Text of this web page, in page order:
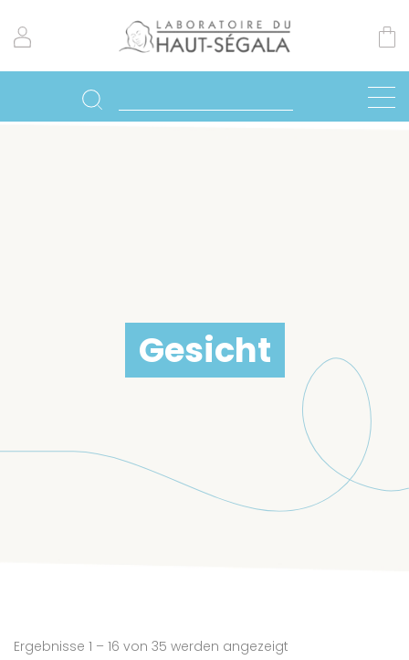
Gesicht
Ergebnisse 1 – 16 von 35 werden angezeigt